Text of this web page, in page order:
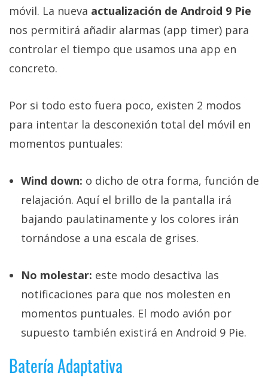
móvil. La nueva actualización de Android 9 Pie
nos permitirá añadir alarmas (app timer) para
controlar el tiempo que usamos una app en
concreto.
Por si todo esto fuera poco, existen 2 modos
para intentar la desconexión total del móvil en
momentos puntuales:
Wind down: o dicho de otra forma, función de
relajación. Aquí el brillo de la pantalla irá
bajando paulatinamente y los colores irán
tornándose a una escala de grises.
No molestar: este modo desactiva las
notificaciones para que nos molesten en
momentos puntuales. El modo avión por
supuesto también existirá en Android 9 Pie.
Batería Adaptativa